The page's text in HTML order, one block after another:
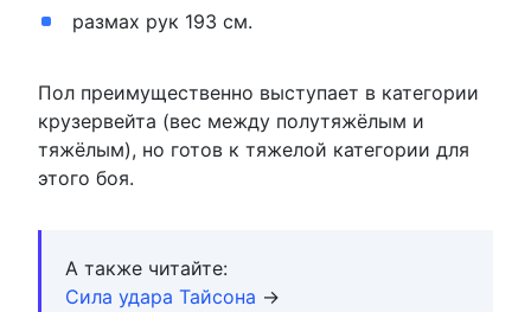
размах рук 193 см.
Пол преимущественно выступает в категории
крузервейта (вес между полутяжёлым и
тяжёлым), но готов к тяжелой категории для
этого боя.
А также читайте:
Сила удара Тайсона →